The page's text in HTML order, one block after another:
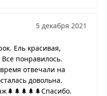
5 декабря 2021
Ель красивая,
понравилось.
отвечали на
довольна.